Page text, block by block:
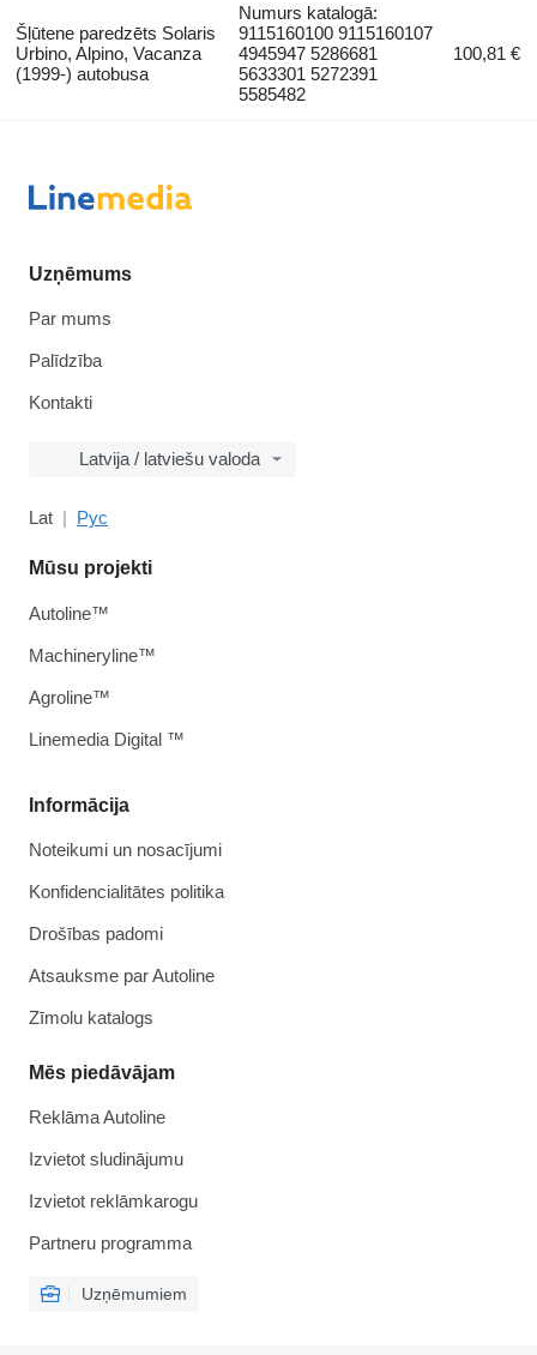
Šļūtene paredzēts Solaris
Urbino, Alpino, Vacanza
(1999-) autobusa
Numurs katalogā:
9115160100 9115160107
4945947 5286681
5633301 5272391
5585482
100,81 €
Uzņēmums
Par mums
Palīdzība
Kontakti
Latvija / latviešu valoda
Lat Рус
Informācija
Noteikumi un nosacījumi
Konfidencialitātes politika
Drošības padomi
Atsauksme par Autoline
Zīmolu katalogs
Mēs piedāvājam
Reklāma Autoline
Izvietot sludinājumu
Izvietot reklāmkarogu
Partneru programma
Uzņēmumiem
Mūsu projekti
Autoline™
Machineryline™
Agroline™
Linemedia Digital ™